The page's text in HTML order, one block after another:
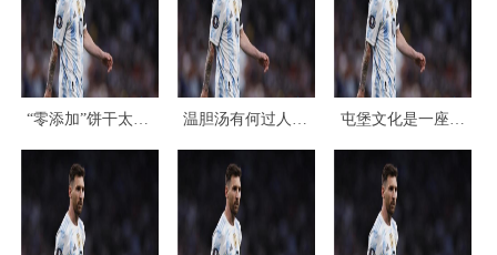
“零添加”饼干太好吃引 温胆汤有何过人之处? 可用 屯堡文化是一座值得深入